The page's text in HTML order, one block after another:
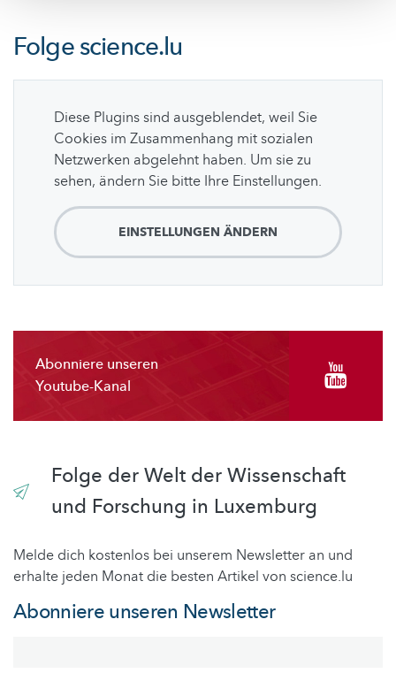
Folgescience.lu
Diese Plugins sind ausgeblendet, weil Sie
Cookies im Zusammenhang mit sozialen
Netzwerken abgelehnt haben. Um sie zu
sehen, ändern Sie bitte Ihre Einstellungen.
EINSTELLUNGEN ÄNDERN
Abonniere unseren
Youtube-Kanal
Folge der Welt der Wissenschaft
und Forschung in Luxemburg
Melde dich kostenlos bei unserem Newsletter an und
erhalte jeden Monat die besten Artikel von science.lu
Abonniere unseren Newsletter